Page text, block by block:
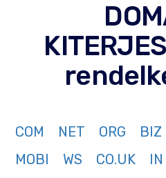
COM NET ORG BIZ
MOBI
WS CO.UK IN